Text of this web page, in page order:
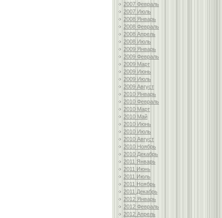
2007 Февраль
2007 Июль
2008 Январь
2008 Февраль
2008 Апрель
2008 Июль
2009 Январь
2009 Февраль
2009 Март
2009 Июнь
2009 Июль
2009 Август
2010 Январь
2010 Февраль
2010 Март
2010 Май
2010 Июнь
2010 Июль
2010 Август
2010 Ноябрь
2010 Декабрь
2011 Январь
2011 Июнь
2011 Июль
2011 Ноябрь
2011 Декабрь
2012 Январь
2012 Февраль
2012 Апрель